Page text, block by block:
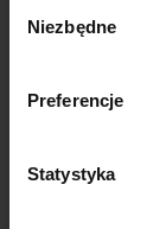
zgody
Niezbędne
Preferencje
Statystyka
kilka warstw
Skorzystaj z
ważnego,
kurierem do
Ubezpieczenie